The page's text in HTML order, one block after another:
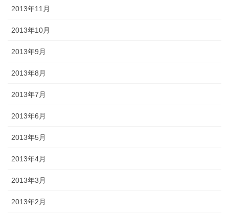
2013年11月
2013年10月
2013年9月
2013年8月
2013年7月
2013年6月
2013年5月
2013年4月
2013年3月
2013年2月